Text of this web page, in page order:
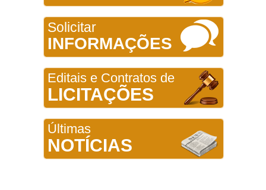
Solicitar
INFORMAÇÕES
Editais e Contratos de
LICITAÇÕES
Últimas
NOTÍCIAS